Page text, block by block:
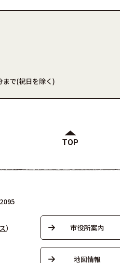
で(祝日を除く)
TOP
）
市役所案内
地図情報